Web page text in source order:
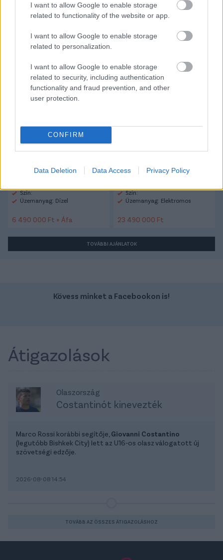
I want to allow Google to enable storage
related to functionality of the website or app.
I want to allow Google to enable storage
related to personalization.
I want to allow Google to enable storage
related to security, including authentication
functionality and fraud prevention, and other
user protection.
CONFIRM
Data Deletion Data Access Privacy Policy
Link másolása Email küldés
CÍMKÉK: #RÚSZ MÁRTON
Autópiac
Szín:
Üzemanyag: Dízel
6 490 000 Ft + Áfa
Szín:
Üzemanyag: Elektromos
23 490 000 Ft
TOVÁBBI AJÁNLATOK
Kövess minket a Facebookon is!
Átigazolások
Olaszország
Costantinót kinevezték
Marco Rossi korábbi segítője, Giovanni Costantino
(legutóbb Bishkek City) lett az U16-os olasz válogatott új
szövetségi edzője.
2026-08-08 14:54
TOVÁBB AZ ÖSSZES ÁTIGAZOLÁSHOZ